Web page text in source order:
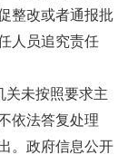
整改或者通报批
人员追究责任
关未按照要求主
依法答复处理
。政府信息公开